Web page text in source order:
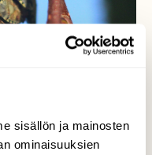
sisällön ja mainosten
ominaisuuksien